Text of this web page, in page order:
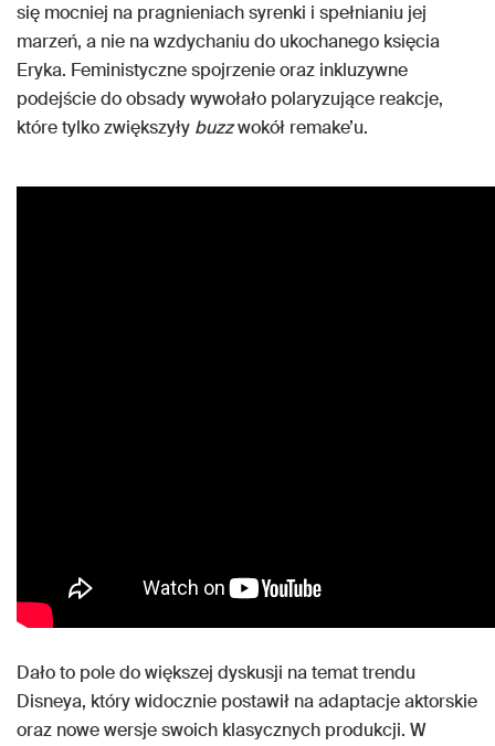
się mocniej na pragnieniach syrenki i spełnianiu jej
marzeń, a nie na wzdychaniu do ukochanego księcia
Eryka. Feministyczne spojrzenie oraz inkluzywne
podejście do obsady wywołało polaryzujące reakcje,
które tylko zwiększyły buzzwokół remake’u.
Dało to pole do większej dyskusji na temat trendu
Disneya, który widocznie postawił na adaptacje aktorskie
oraz nowe wersje swoich klasycznych produkcji. W